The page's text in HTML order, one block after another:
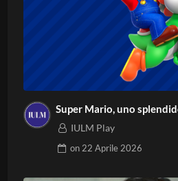
Super Mario, uno
IULM Play
on 22 Aprile 2026